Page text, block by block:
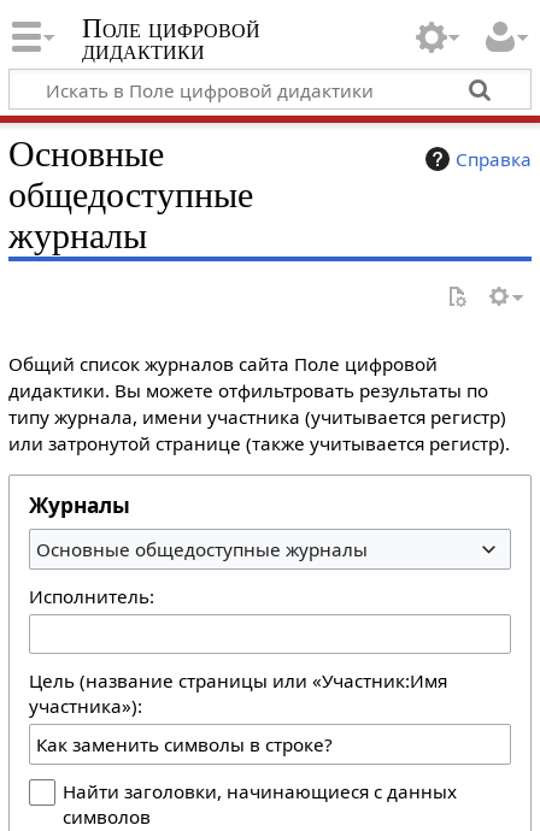
Поле цифровой
дидактики
Справка
Основные
общедоступные
журналы
Общий список журналов сайта Поле цифровой
дидактики. Вы можете отфильтровать результаты по
типу журнала, имени участника (учитывается регистр)
или затронутой странице (также учитывается регистр).
Журналы
Основные общедоступные журналы
Исполнитель:
Цель (название страницы или «Участник:Имя
участника»):
Найти заголовки, начинающиеся с данных
символов